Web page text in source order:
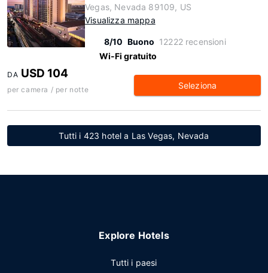
Vegas, Nevada 89109, US
Visualizza mappa
8/10 Buono 12222 recensioni
Wi-Fi gratuito
DA USD 104
per camera / per notte Seleziona
Tutti i 423 hotel a Las Vegas, Nevada
Explore Hotels
Tutti i paesi